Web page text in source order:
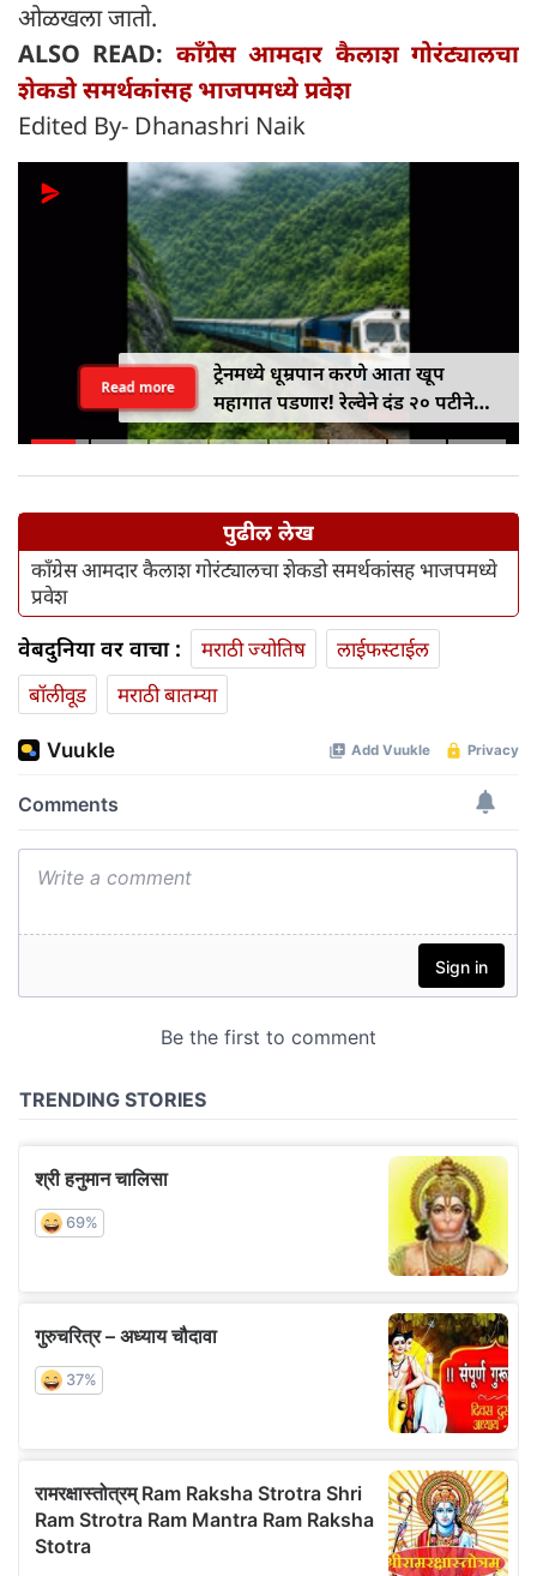
ओळखला जातो.
ALSO READ: काँग्रेस आमदार कैलाश गोरंट्यालचा
शेकडो समर्थकांसह भाजपमध्ये प्रवेश
Edited By- Dhanashri Naik
नियमांनुसार काम करता येत नसेल तर
राजीनामा द्या…तुकाराम मुंडे यांनी
एफडीएच्या २९ कर्मचाऱ्यांना थेट इशारा
Read more
पुढील लेख
काँग्रेस आमदार कैलाश गोरंट्यालचा शेकडो समर्थकांसह भाजपमध्ये
प्रवेश
वेबदुनिया वर वाचा : मराठी ज्योतिष
लाईफस्टाईल
बॉलीवूड
मराठी बातम्या